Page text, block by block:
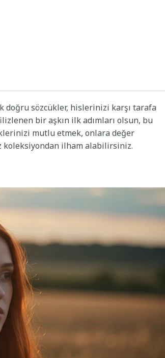
doğru sözcükler, hislerinizi karşı tarafa
bir aşkın ilk adımları olsun, bu
mutlu etmek, onlara değer
koleksiyondan ilham alabilirsiniz.